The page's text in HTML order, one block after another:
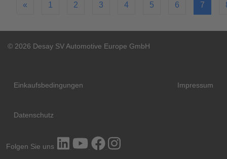
« 1 2 3 4 5 6 7
© 2026 Desay SV Automotive Europe GmbH
Einkaufsbedingungen Impressum
Datenschutz
Folgen Sie uns